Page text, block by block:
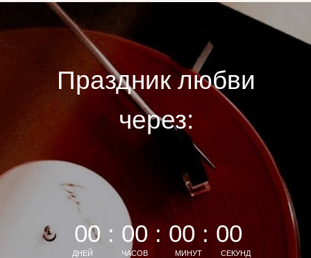
МИНУТ
ЧАСОВ
ДНЕЙ СЕКУНД
00 : 00 : 00 : 00
Праздник любви
через: